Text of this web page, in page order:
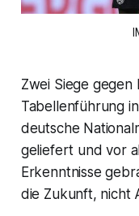
Zwei Siege
Tabellenführung
deutsche
geliefert und vor
Erkenntnisse
die Zukunft, nicht